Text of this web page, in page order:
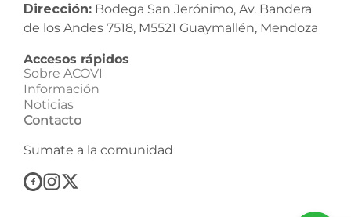
Dirección: Bodega San Jerónimo, Av. Bandera
de los Andes 7518, M5521 Guaymallén, Mendoza
Accesos rápidos
Sobre ACOVI
Información
Noticias
Contacto
Sumate a la comunidad